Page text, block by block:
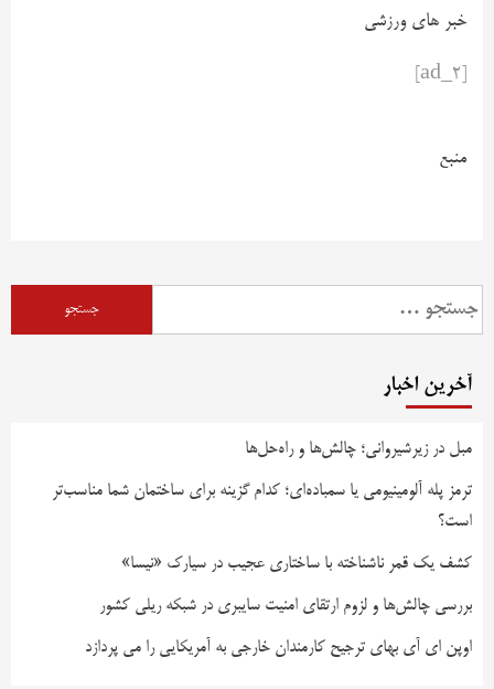
خبر های ورزشی
منبع
آخرین اخبار
مبل در زیرشیروانی؛ چالش‌ها و راه‌حل‌ها
ترمز پله آلومینیومی یا سمباده‌ای؛ کدام گزینه برای ساختمان شما مناسب‌تر
است؟
کشف یک قمر ناشناخته با ساختاری عجیب در سیارک «نیسا»
بررسی چالش‌ها و لزوم ارتقای امنیت سایبری در شبکه ریلی کشور
اوپن ای آی بهای ترجیح کارمندان خارجی به آمریکایی را می پردازد